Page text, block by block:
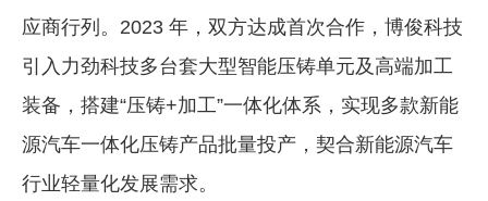
应商行列。2023 年，双方达成首次合作，博俊科技
引入力劲科技多台套大型智能压铸单元及高端加工
装备，搭建“压铸+加工”一体化体系，实现多款新能
源汽车一体化压铸产品批量投产，契合新能源汽车
行业轻量化发展需求。